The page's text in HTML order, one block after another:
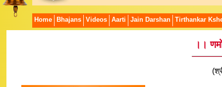
Home Bhajans Videos Aarti Jain Darshan Tirthankar
।।